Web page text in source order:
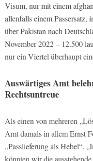
Visum, nur mit einem
allenfalls einem Passersatz,
über Pakistan nach
November 2022 – 12.500
nur ein Viertel überhaupt
Auswärtiges Amt
Rechtsuntreue
Als einen von mehreren
Amt damals in allem Ernst
„Passlieferung als Hebel“.
könnten wir die